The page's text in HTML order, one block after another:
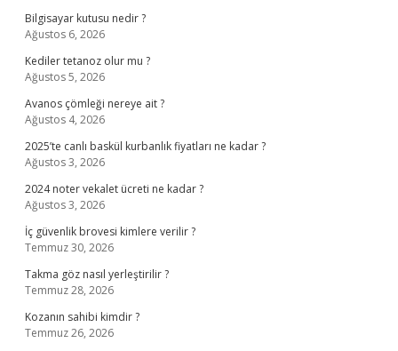
Bilgisayar kutusu nedir ?
Ağustos 6, 2026
Kediler tetanoz olur mu ?
Ağustos 5, 2026
Avanos çömleği nereye ait ?
Ağustos 4, 2026
2025’te canlı baskül kurbanlık fiyatları ne kadar ?
Ağustos 3, 2026
2024 noter vekalet ücreti ne kadar ?
Ağustos 3, 2026
İç güvenlik brovesi kimlere verilir ?
Temmuz 30, 2026
Takma göz nasıl yerleştirilir ?
Temmuz 28, 2026
Kozanın sahibi kimdir ?
Temmuz 26, 2026